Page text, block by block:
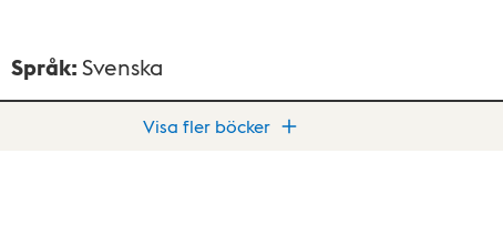
Språk:Svenska
Visa fler böcker